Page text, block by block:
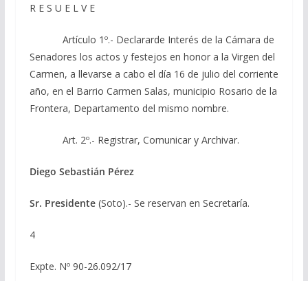
R E S U E L V E
Artículo 1º.- Declararde Interés de la Cámara de
Senadores los actos y festejos en honor a la Virgen del
Carmen, a llevarse a cabo el día 16 de julio del corriente
año, en el Barrio Carmen Salas, municipio Rosario de la
Frontera, Departamento del mismo nombre.
Art. 2º.- Registrar, Comunicar y Archivar.
Diego Sebastián Pérez
Sr. Presidente(Soto).- Se reservan en Secretaría.
4
Expte. Nº 90-26.092/17